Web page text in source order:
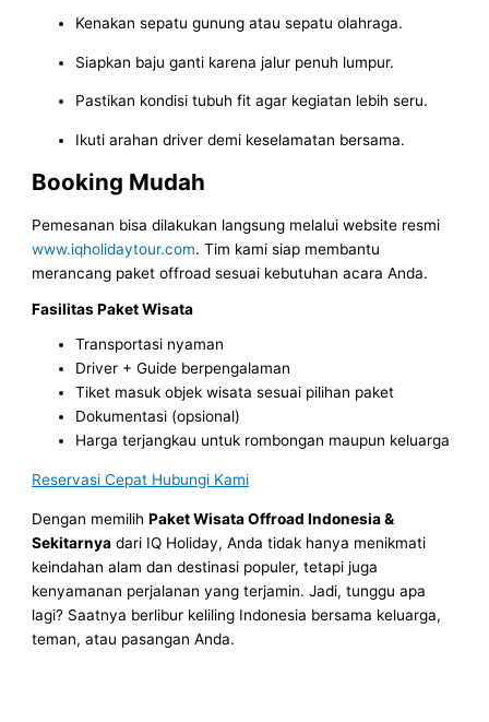
Kenakan sepatu gunung atau sepatu olahraga.
Siapkan baju ganti karena jalur penuh lumpur.
Pastikan kondisi tubuh fit agar kegiatan lebih seru.
Ikuti arahan driver demi keselamatan bersama.
Booking Mudah
Pemesanan bisa dilakukan langsung melalui website resmi
www.iqholidaytour.com. Tim kami siap membantu
merancang paket offroad sesuai kebutuhan acara Anda.
Fasilitas Paket Wisata
Transportasi nyaman
Driver + Guide berpengalaman
Tiket masuk objek wisata sesuai pilihan paket
Dokumentasi (opsional)
Harga terjangkau untuk rombongan maupun keluarga
Reservasi Cepat Hubungi Kami
Dengan memilihPaket Wisata Offroad Indonesia &
Sekitarnya dari IQ Holiday, Anda tidak hanya menikmati
keindahan alam dan destinasi populer, tetapi juga
kenyamanan perjalanan yang terjamin. Jadi, tunggu apa
lagi? Saatnya berlibur keliling Indonesia bersama keluarga,
teman, atau pasangan Anda.